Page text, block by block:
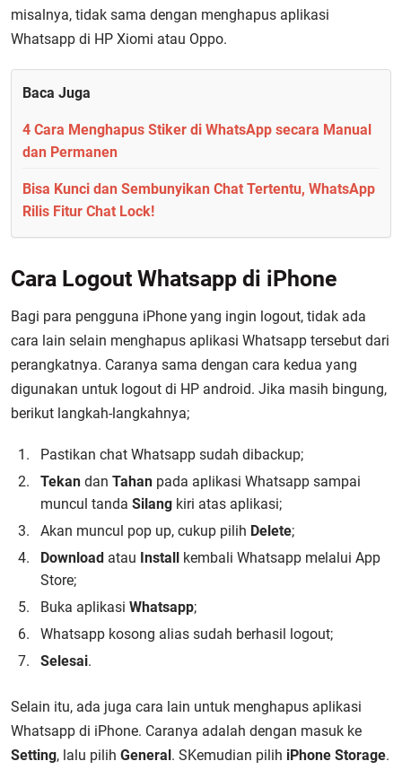
misalnya, tidak sama dengan menghapus aplikasi
Whatsapp di HP Xiomi atau Oppo.
Baca Juga
4 Cara Menghapus Stiker di WhatsApp secara Manual
dan Permanen
Bisa Kunci dan Sembunyikan Chat Tertentu, WhatsApp
Rilis Fitur Chat Lock!
Cara Logout Whatsapp di iPhone
Bagi para pengguna iPhone yang ingin logout, tidak ada
cara lain selain menghapus aplikasi Whatsapp tersebut dari
perangkatnya. Caranya sama dengan cara kedua yang
digunakan untuk logout di HP android. Jika masih bingung,
berikut langkah-langkahnya;
Pastikan chat Whatsapp sudah dibackup;
Tekan dan Tahan pada aplikasi Whatsapp sampai
muncul tanda Silang kiri atas aplikasi;
Akan muncul pop up, cukup pilih Delete;
Download atau Install kembali Whatsapp melalui App
Store;
Buka aplikasi Whatsapp;
Whatsapp kosong alias sudah berhasil logout;
Selesai.
Selain itu, ada juga cara lain untuk menghapus aplikasi
Whatsapp di iPhone. Caranya adalah dengan masuk ke
Setting, lalu pilih General. SKemudian pilih iPhone Storage.